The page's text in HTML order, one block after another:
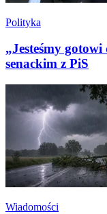
Polityka
„Jesteśmy
senackim z PiS
Wiadomości